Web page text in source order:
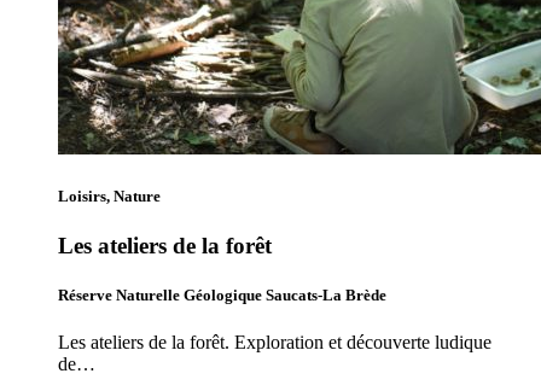
Loisirs, Nature
Les ateliers de la forêt
Réserve Naturelle Géologique Saucats-La Brède
Les ateliers de la forêt. Exploration et découverte ludique
de…